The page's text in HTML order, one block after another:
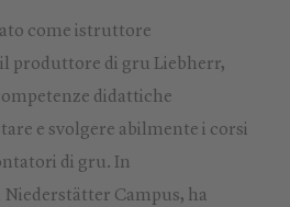
come istruttore
produttore di gru Liebherr,
didattiche
e svolgere abilmente i corsi
di gru. In
Campus, ha